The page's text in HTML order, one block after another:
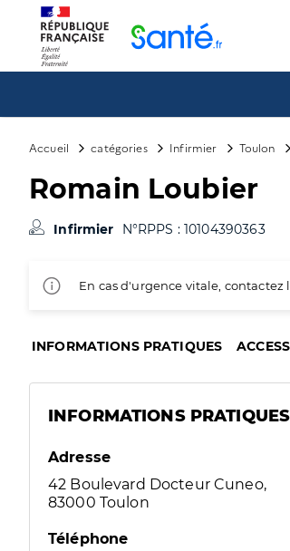
Accueil catégories Infirmier Toulon
Romain Loubier
Infirmier N°RPPS : 10104390363
En cas d'urgence vitale,
INFORMATIONS PRATIQUES
INFORMATIONS PRATIQUES
Adresse
42 Boulevard Docteur Cuneo,
83000 Toulon
Téléphone
Panneau de gestion des cookies